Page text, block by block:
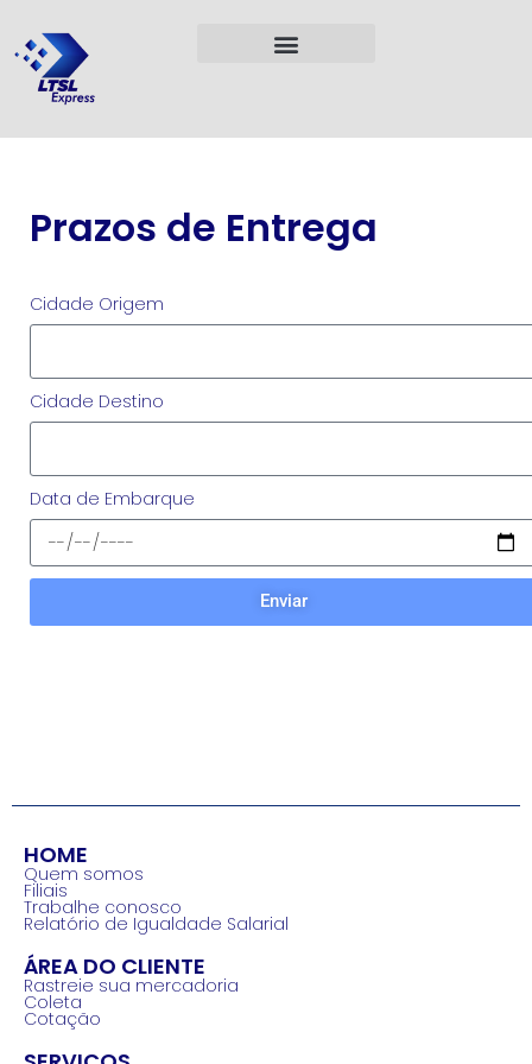
Prazos de Entrega
Cidade Origem
Cidade Destino
Data de Embarque
Enviar
HOME
Quem somos
Filiais
Trabalhe conosco
Relatório de Igualdade Salarial
ÁREA DO CLIENTE
Rastreie sua mercadoria
Coleta
Cotação